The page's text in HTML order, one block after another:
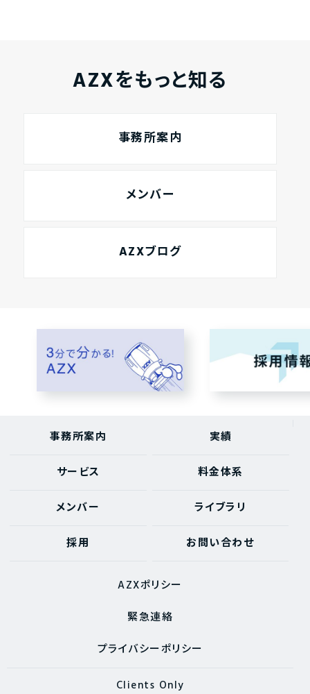
AZXをもっと知る
事務所案内
メンバー
AZXブログ
事務所案内 実績
サービス 料金体系
メンバー ライブラリ
採用 お問い合わせ
AZXポリシー
緊急連絡
プライバシーポリシー
Clients Only